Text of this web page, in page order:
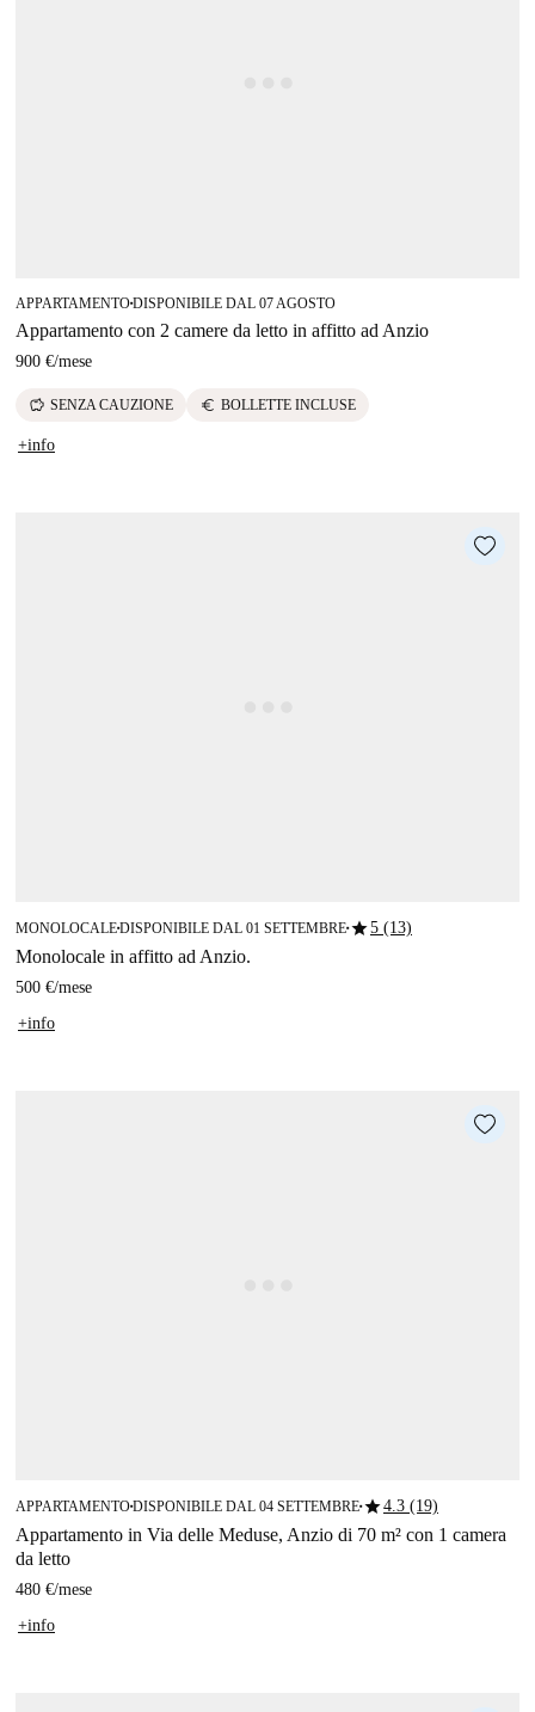
APPARTAMENTO■DISPONIBILE DAL 07 AGOSTO
Appartamento con 2 camere da letto in affitto ad Anzio
900 €/mese
savings SENZA CAUZIONE euro BOLLETTE INCLUSE
+info
MONOLOCALE■DISPONIBILE DAL 01 SETTEMBRE■star5 (13)
Monolocale in affitto ad Anzio.
500 €/mese
+info
APPARTAMENTO■DISPONIBILE DAL 04 SETTEMBRE■star4.3 (19)
Appartamento in Via delle Meduse, Anzio di 70 m² con 1 camera
da letto
480 €/mese
+info